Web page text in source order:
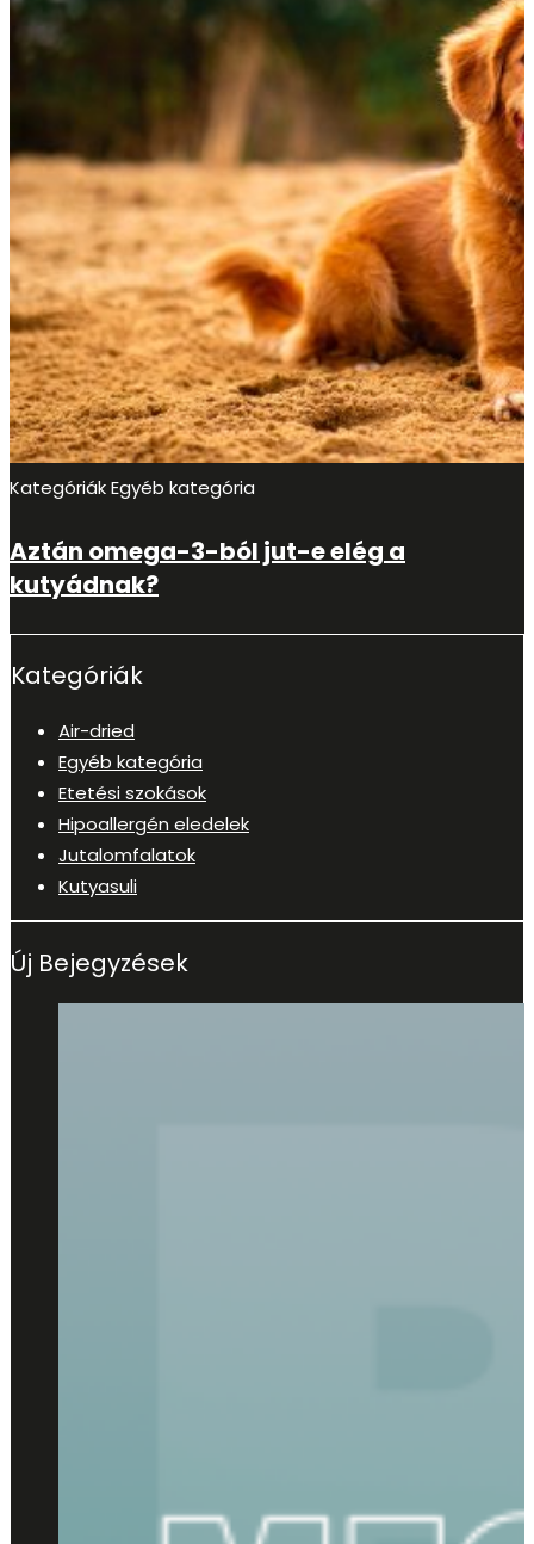
KategóriákEgyéb kategória
Aztán omega-3-ból jut-e elég a
kutyádnak?
Kategóriák
Air-dried
Egyéb kategória
Etetési szokások
Hipoallergén eledelek
Jutalomfalatok
Kutyasuli
Új Bejegyzések